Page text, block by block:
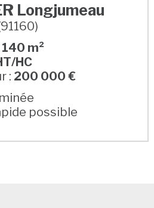
Longjumeau
140 m²
HC
: 200 000 €
possible